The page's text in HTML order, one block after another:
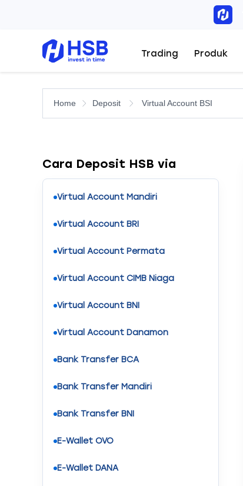
Trading Produk
Home Deposit Virtual Account BSI
Cara Deposit HSB via
Virtual Account Mandiri
Virtual Account BRI
Virtual Account Permata
Virtual Account CIMB Niaga
Virtual Account BNI
Virtual Account Danamon
Bank Transfer BCA
Bank Transfer Mandiri
Bank Transfer BNI
E-Wallet OVO
E-Wallet DANA